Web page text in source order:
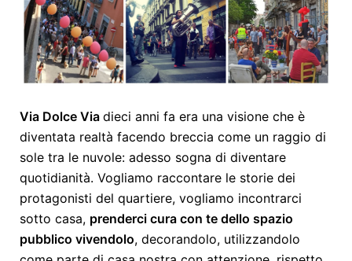
Via Dolce Via dieci anni fa era una visione che è
diventata realtà facendo breccia come un raggio di
sole tra le nuvole: adesso sogna di diventare
quotidianità. Vogliamo raccontare le storie dei
protagonisti del quartiere, vogliamo incontrarci
sotto casa, prenderci cura con te dello spazio
pubblico vivendolo, decorandolo, utilizzandolo